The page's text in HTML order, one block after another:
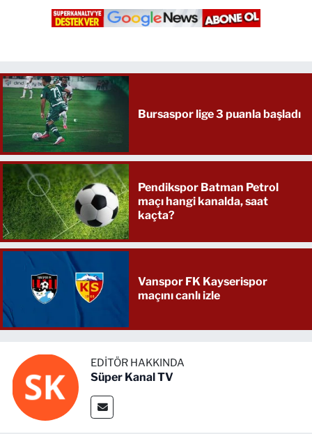
Bursaspor lige 3 puanla başladı
Pendikspor Batman Petrol
maçı hangi kanalda, saat
kaçta?
Vanspor FK Kayserispor
maçını canlı izle
EDITÖR HAKKINDA
Süper Kanal TV